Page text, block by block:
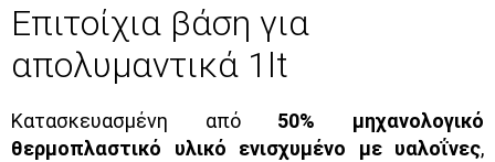
Επιτοίχια βάση για
απολυμαντικά 1lt
Κατασκευασμένη από 50% μηχανολογικό
θερμοπλαστικό υλικό ενισχυμένο με υαλοΐνες,